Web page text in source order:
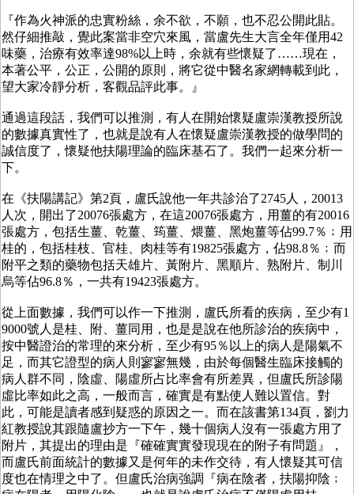
『作為火神派的忠實粉絲，余不欲，不願，也不忍公開此貼。
然仔細推敲，覺此案當非空穴來風，當盧先生大言全年僅用42
味藥，治療有效率達98%以上時，余就有些懷疑了……現在，
本著公平，公正，公開的原則，將它從中醫名家網轉載到此，
望大家冷靜分析，客觀品評此事。』
通過這段話，我們可以推測，有人在開始懷疑盧崇漢教授所說
的數據真實性了，也就是說有人在懷疑盧崇漢教授的做學問的
誠信度了，懷疑他扶陽理論的臨床基石了。我們一起來分析一
下。
在《扶陽講記》第2頁，盧氏說他一年共診治了2745人，20013
人次，開出了20076張處方，在這20076張處方，用薑的有20016
張處方，包括生薑、乾薑、筠薑、煨薑、黑炮薑等佔99.7％﹔用
桂的，包括桂枝、官桂、肉桂等有19825張處方，佔98.8％﹔而
附平之類的藥物包括天雄片、黃附片、黑順片、熟附片、制川
烏等佔96.8％，一共有19423張處方。
從上面數據，我們可以作一下推測，盧氏所看的疾病，至少有1
9000號人是桂、附、薑同用，也是是說在他所診治的疾病中，
按中醫證治的常理的來分析，至少有95％以上的病人是陽氣不
足，而其它證型的病人則寥寥無幾，由於每個醫生臨床接觸的
病人群不同，陰虛、陽虛所占比率會有所差異，但盧氏所診陽
虛比率如此之高，一般而言，確實是有點使人難以置信。對
此，可能是讀者感到疑惑的原因之一。而在該書第134頁，劉力
紅教授說其跟隨盧抄方一下午，幾十個病人沒有一張處方用了
附片，其提出的理由是『確確實實發現現在的附子有問題』，
而盧氏前面統計的數據又是何年的未作交待，有人懷疑其可信
度也在情理之中了。但盧氏治病強調『病在陰者，扶陽抑陰﹔